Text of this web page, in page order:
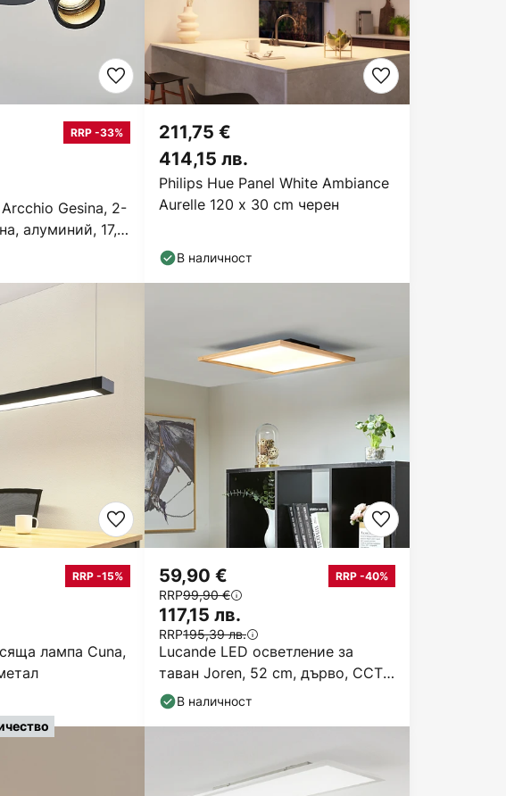
Gesina, 2-
алуминий, 17,5
RRP -33%
Philips Hue Panel White Ambiance
Aurelle 120 x 30 cm черен
211,75 €
414,15 лв.
В наличност
лампа Cuna,
RRP -15%
Lucande LED осветление за
таван Joren, 52 cm, дърво, CCT,
дистанционно
59,90 € RRP -40%
RRP99,90 €
117,15 лв.
RRP195,39 лв.
В наличност